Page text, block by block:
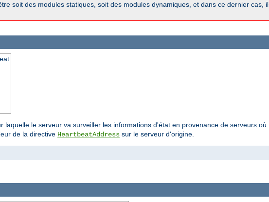
soit des modules statiques, soit des modules dynamiques, et dans ce dernier cas,
laquelle le serveur va surveiller les informations d'état en provenance de serveurs où
de la directive HeartbeatAddress sur le serveur d'origine.